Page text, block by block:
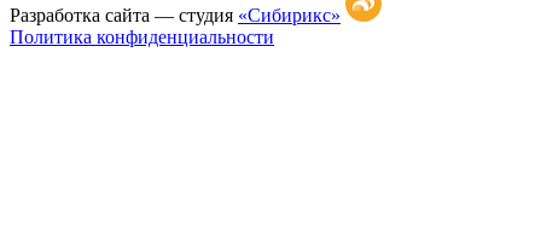
Разработка сайта — студия «Сибирикс»
Политика конфиденциальности